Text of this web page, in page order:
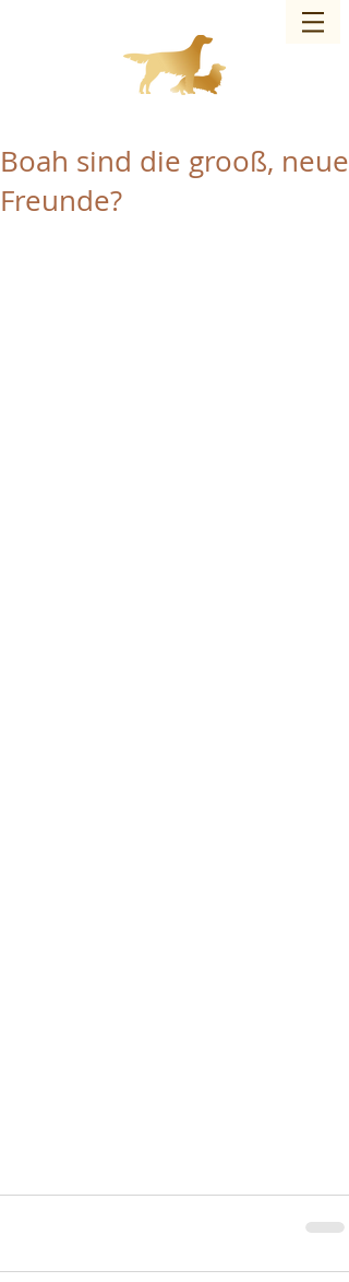
Charmed Bandit of JAG – Hundezucht
Boah sind die grooß, neue
Freunde?